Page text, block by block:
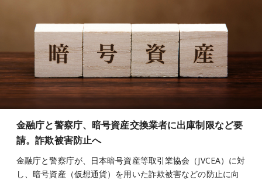
金融庁と警察庁、暗号資産交換業者に出庫制限など要
請。詐欺被害防止へ
金融庁と警察庁が、日本暗号資産等取引業協会（JVCEA）に対
し、暗号資産（仮想通貨）を用いた詐欺被害などの防止に向